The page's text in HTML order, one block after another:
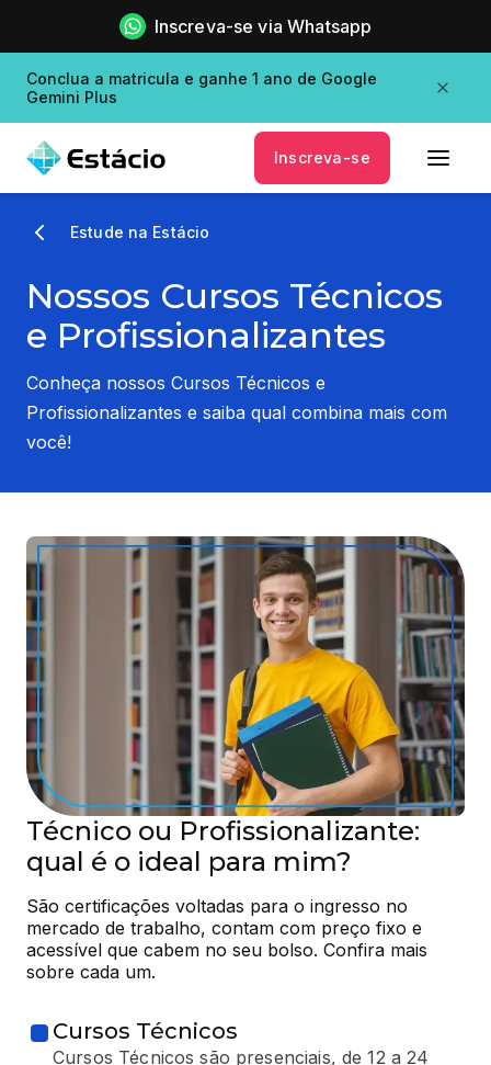
Inscreva-se via Whatsapp
Conclua a matricula e ganhe 1 ano de Google
Gemini Plus
Inscreva-se
Estude na Estácio
Nossos Cursos Técnicos
e Profissionalizantes
Conheça nossos Cursos Técnicos e
Profissionalizantes e saiba qual combina mais com
você!
Técnico ou Profissionalizante:
qual é o ideal para mim?
São certificações voltadas para o ingresso no
mercado de trabalho, contam com preço fixo e
acessível que cabem no seu bolso. Confira mais
sobre cada um.
Cursos Técnicos
Cursos Técnicos são presenciais, de 12 a 24